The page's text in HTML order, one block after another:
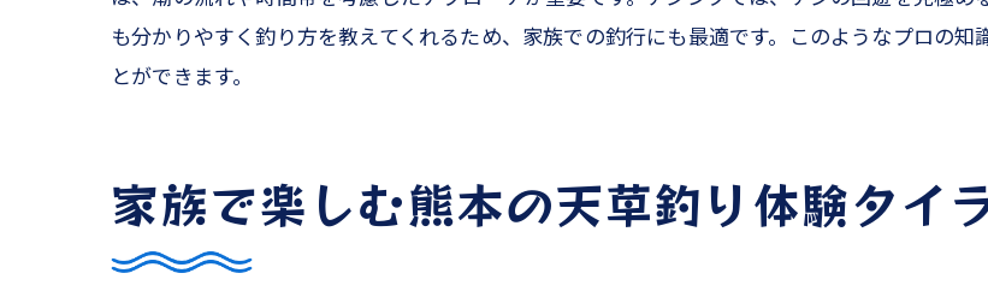
釣りの後の楽しみ！家族で共有する体験
大物釣りで狙う魚種と釣り方の紹介
も分かりやすく釣り方を教えてくれるため、家族での釣行にも最適です。このようなプロの
とができます。
家族で楽しむ熊本の天草釣り体験タイ